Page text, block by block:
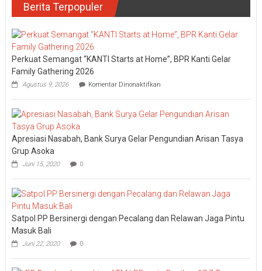
Berita Terpopuler
Perkuat Semangat “KANTI Starts at Home”, BPR Kanti Gelar
Family Gathering 2026
Agustus 9, 2026 Komentar Dinonaktifkanpada
Semangat
“KANTI
Starts
Home”,
2026
Apresiasi Nasabah, Bank Surya Gelar Pengundian Arisan Tasya
Grup Asoka
Juni 15, 2020 0
Satpol PP Bersinergi dengan Pecalang dan Relawan Jaga Pintu
Masuk Bali
Juni 22, 2020 0